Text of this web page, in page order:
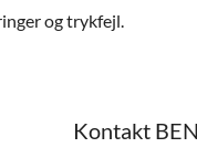
og trykfejl.
Kontakt